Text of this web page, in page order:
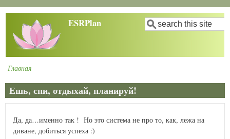
Перейти
основному
содержанию
Поиск
ESRPlan
навигации
Главная
Ешь, спи, отдыхай, планируй!
Да, да…именно так ! Но это система не про то, как, лежа на
диване, добиться успеха :)